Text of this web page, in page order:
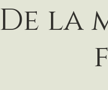
De la